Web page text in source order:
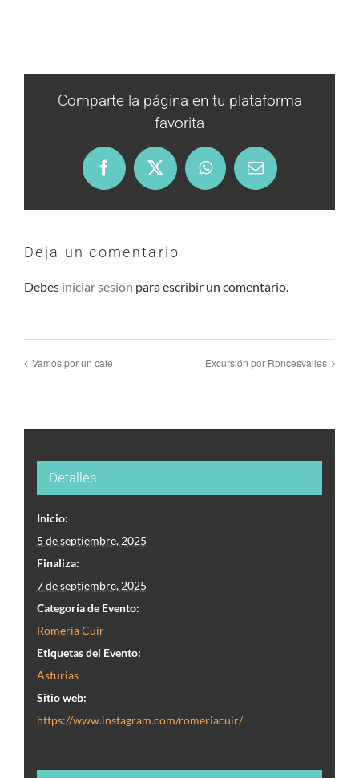
Comparte la página en tu plataforma
favorita
Facebook
X WhatsAppEmail
Deja un comentario
Debes iniciar sesión para escribir un comentario.
Vamos por un café Excursión por Roncesvalles
Detalles
Inicio:
5 de septiembre, 2025
Finaliza:
7 de septiembre, 2025
Categoría de Evento:
Romería Cuir
Etiquetas del Evento:
Asturias
Sitio web:
https://www.instagram.com/romeriacuir/
BUZÓN DE